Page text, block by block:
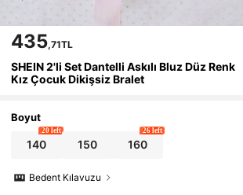
435,71TL
SHEIN 2'li Set Dantelli Askılı Bluz Düz Renk
Kız Çocuk Dikişsiz Bralet
Boyut
140
20 left
150 160
26 left
Bedent Kılavuzu